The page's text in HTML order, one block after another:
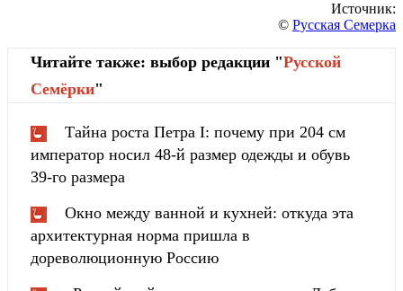
Источник:
© Русская Семерка
Читайте также: выбор редакции "Русской
Cемёрки"
Тайна роста Петра I: почему при 204 см
император носил 48-й размер одежды и обувь
39-го размера
Окно между ванной и кухней: откуда эта
архитектурная норма пришла в
дореволюционную Россию